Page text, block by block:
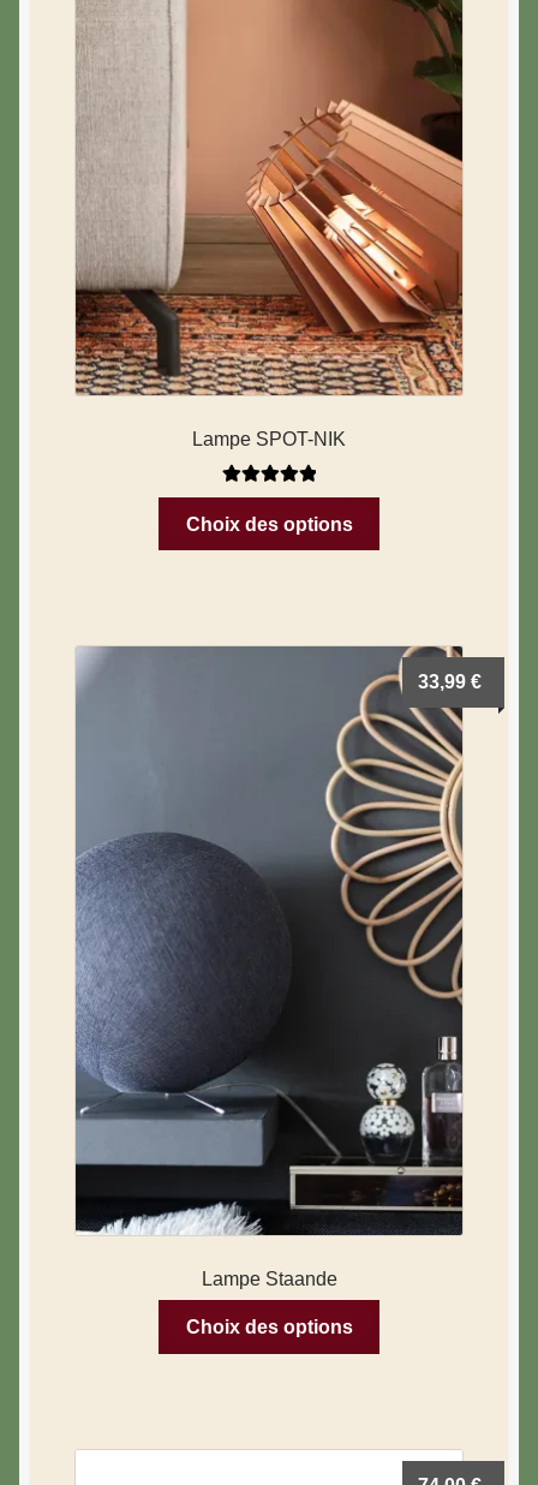
Lampe SPOT-NIK
Note5.00sur
5
Choix des options
Lampe Staande
33,99€
Choix des options